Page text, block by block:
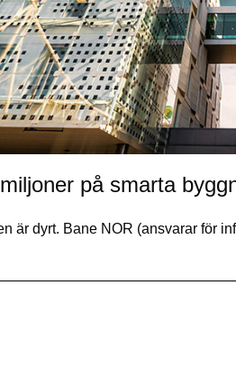
på smarta
är dyrt. Bane NOR (ansvarar för